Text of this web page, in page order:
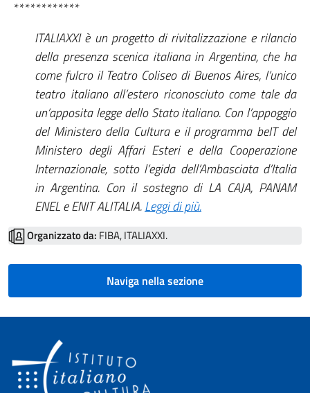
************
ITALIAXXI è un progetto di rivitalizzazione e rilancio
della presenza scenica italiana in Argentina, che ha
come fulcro il Teatro Coliseo di Buenos Aires, l’unico
teatro italiano all’estero riconosciuto come tale da
un’apposita legge dello Stato italiano. Con l’appoggio
del Ministero della Cultura e il programma beIT del
Ministero degli Affari Esteri e della Cooperazione
Internazionale, sotto l’egida dell’Ambasciata d’Italia
in Argentina. Con il sostegno di LA CAJA, PANAM
ENEL e ENIT ALITALIA.Leggi di più.
Organizzato da: FIBA, ITALIAXXI.
Naviga nella sezione